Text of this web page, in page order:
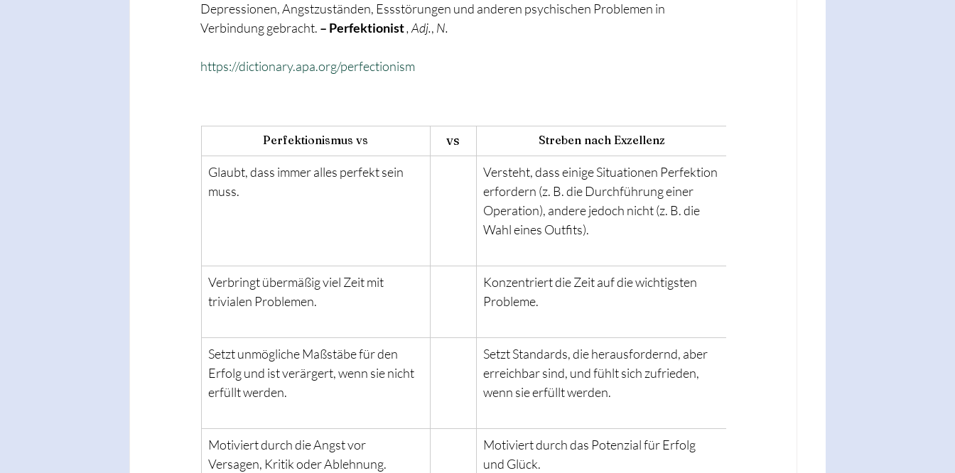
Depressionen, Angstzuständen, Essstörungen und anderen psychischen Problemen in
Verbindung gebracht. – Perfektionist , Adj., N.
https://dictionary.apa.org/perfectionism
Perfektionismus vs vs Streben nach Exzellenz
Glaubt, dass immer alles perfekt sein
muss.
Versteht, dass einige Situationen Perfektion
erfordern (z. B. die Durchführung einer
Operation), andere jedoch nicht (z. B. die
Wahl eines Outfits).
Verbringt übermäßig viel Zeit mit
trivialen Problemen.
Konzentriert die Zeit auf die wichtigsten
Probleme.
Setzt unmögliche Maßstäbe für den
Erfolg und ist verärgert, wenn sie nicht
erfüllt werden.
Setzt Standards, die herausfordernd, aber
erreichbar sind, und fühlt sich zufrieden,
wenn sie erfüllt werden.
Motiviert durch die Angst vor
Versagen, Kritik oder Ablehnung.
Motiviert durch das Potenzial für Erfolg
und Glück.